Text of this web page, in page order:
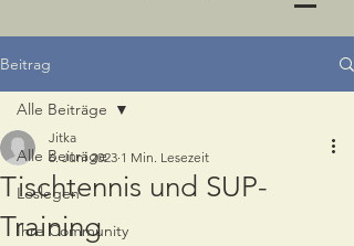
Beitrag
Alle Beiträge
Loslegen
Ihre Community
Alle Beiträge
Tischtennis und SUP-
Training
Jitka
6. Juni 2023 1 Min. Lesezeit